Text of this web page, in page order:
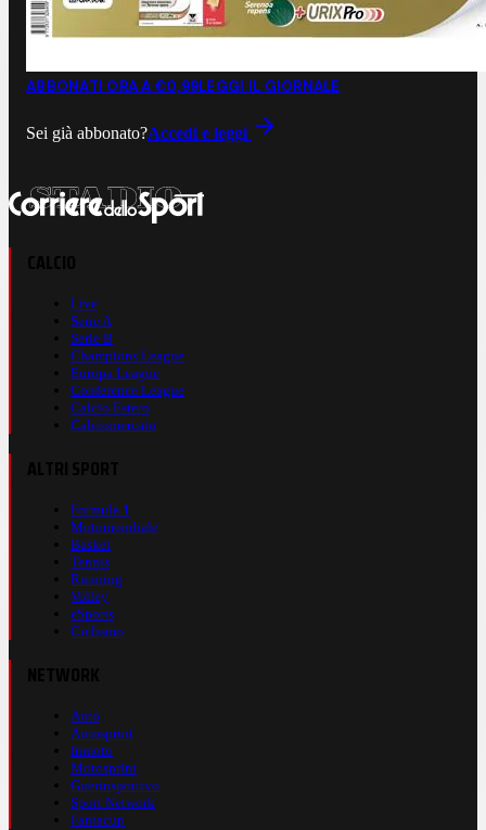
ABBONATI ORA A €0,99LEGGI IL GIORNALE
Sei già abbonato?Accedi e leggi
Live
Serie A
Serie B
Champions League
Europa League
Conference League
Calcio Estero
Calciomercato
Formula 1
Motomondiale
Basket
Tennis
Running
Volley
eSports
Ciclismo
Auto
Autosprint
Inmoto
Motosprint
Guerinsportivo
Sport Network
Fantacup